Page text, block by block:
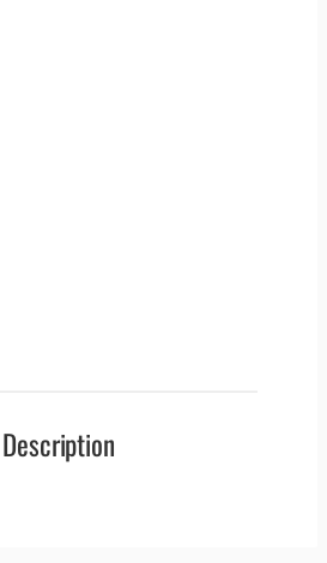
Description